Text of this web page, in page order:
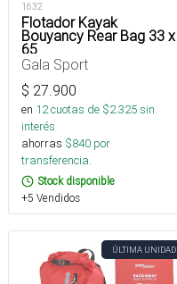
1632
Flotador Kayak
Bouyancy Rear Bag 33 x
65
Gala Sport
$ 27.900
en 12cuotas de $2.325sin
interés
ahorras $840 por
transferencia.
Stock disponible
+5 Vendidos
ÚLTIMA UNIDAD